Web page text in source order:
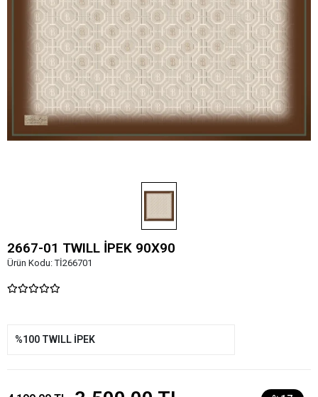
2667-01 TWILL İPEK 90X90
Ürün Kodu:Tİ266701
%100 TWILL İPEK